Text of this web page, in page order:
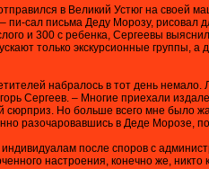
в Великий Устюг на своей
пи-сал письма Деду Морозу, рисовал
и 300 с ребенка, Сергеевы
только экскурсионные группы,
набралось в тот день
Сергеев. – Многие приехали
сюрприз. Но больше всего мне было
разочаровавшись в Деде Морозе,
индивидуалам после споров с
настроения, конечно же, никто